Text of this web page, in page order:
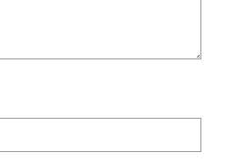
വി മുരളീധരന്‍